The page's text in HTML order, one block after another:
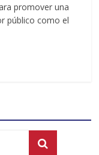
promover una
público como el